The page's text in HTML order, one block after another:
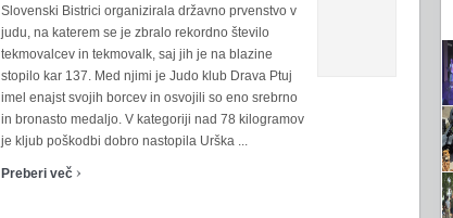
Slovenski Bistrici organizirala državno prvenstvo v
judu, na katerem se je zbralo rekordno število
tekmovalcev in tekmovalk, saj jih je na blazine
stopilo kar 137. Med njimi je Judo klub Drava Ptuj
imel enajst svojih borcev in osvojili so eno srebrno
in bronasto medaljo. V kategoriji nad 78 kilogramov
je kljub poškodbi dobro nastopila Urška ...
Preberi več ›